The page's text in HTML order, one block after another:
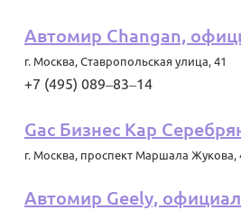
Автомир Changan,
г. Москва, Ставропольская улица, 41
+7 (495) 089‒83‒14
Gac Бизнес Кар
г. Москва, проспект Маршала Жукова,
Автомир Geely,